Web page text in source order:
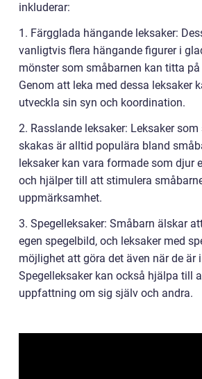
inkluderar:
1. Färgglada hängande leksaker:
vanligtvis flera hängande figurer i
mönster som småbarnen kan titta på
Genom att leka med dessa leksaker
utveckla sin syn och koordination.
2. Rasslande leksaker: Leksaker
skakas är alltid populära bland
leksaker kan vara formade som djur
och hjälper till att stimulera
uppmärksamhet.
3. Spegelleksaker: Småbarn älskar
egen spegelbild, och leksaker med
möjlighet att göra det även när de är
Spegelleksaker kan också hjälpa till
uppfattning om sig själv och andra.